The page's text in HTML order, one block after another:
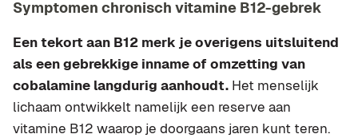
Symptomen chronisch vitamine B12-gebrek
Een tekort aan B12 merk je overigens uitsluitend
als een gebrekkige inname of omzetting van
cobalamine langdurig aanhoudt. Het menselijk
lichaam ontwikkelt namelijk een reserve aan
vitamine B12 waarop je doorgaans jaren kunt teren.